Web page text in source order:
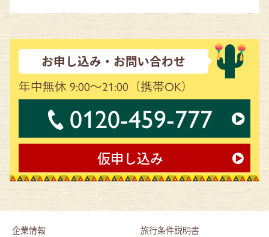
お申し込み・お問い合わせ
年中無休 9:00～21:00 （携帯OK）
0120-459-777
仮申し込み
企業情報 旅行条件説明書